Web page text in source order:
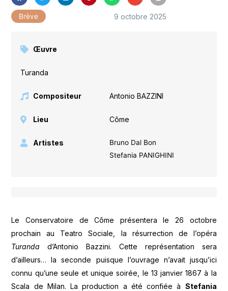
Brève 9 octobre 2025
Œuvre
Turanda
Compositeur Antonio BAZZINI
Lieu Côme
Artistes
Bruno Dal Bon
Stefania PANIGHINI
Le Conservatoire de Côme présentera le 26 octobre
prochain au Teatro Sociale, la résurrection de l’opéra
Turanda d’Antonio Bazzini. Cette représentation sera
d’ailleurs… la seconde puisque l’ouvrage n’avait jusqu’ici
connu qu’une seule et unique soirée, le 13 janvier 1867 à la
Scala de Milan. La production a été confiée à Stefania